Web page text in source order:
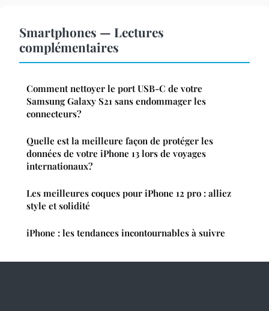
Smartphones — Lectures
complémentaires
Comment nettoyer le port USB-C de votre
Samsung Galaxy S21 sans endommager les
connecteurs?
Quelle est la meilleure façon de protéger les
données de votre iPhone 13 lors de voyages
internationaux?
Les meilleures coques pour iPhone 12 pro : alliez
style et solidité
iPhone : les tendances incontournables à suivre